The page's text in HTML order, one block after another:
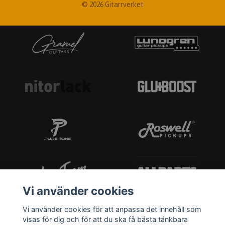
© 2026 Gitarrverket
Vi använder cookies
Vi använder cookies för att anpassa det innehåll som
visas för dig och för att du ska få bästa tänkbara